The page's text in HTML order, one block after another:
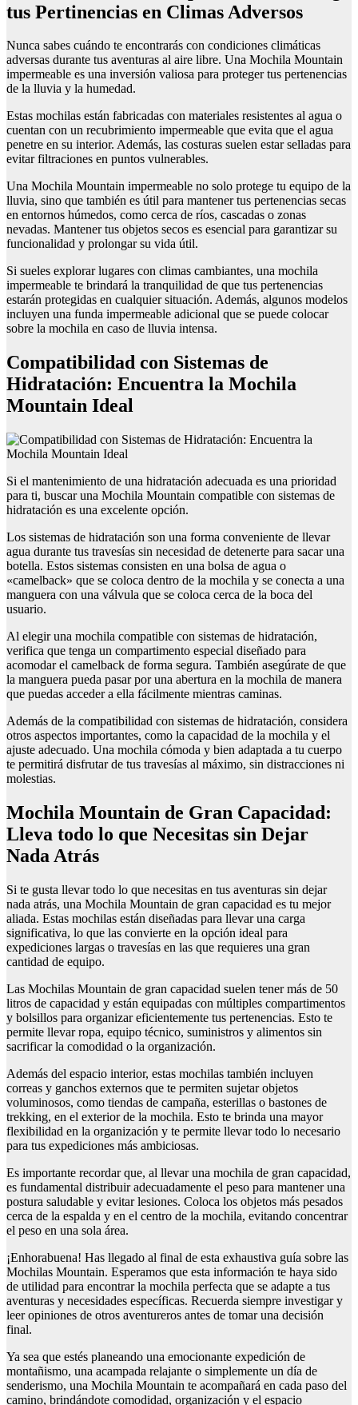
tus Pertinencias en Climas Adversos
Nunca sabes cuándo te encontrarás con condiciones climáticas
adversas durante tus aventuras al aire libre. Una Mochila Mountain
impermeable es una inversión valiosa para proteger tus pertenencias
de la lluvia y la humedad.
Estas mochilas están fabricadas con materiales resistentes al agua o
cuentan con un recubrimiento impermeable que evita que el agua
penetre en su interior. Además, las costuras suelen estar selladas para
evitar filtraciones en puntos vulnerables.
Una Mochila Mountain impermeable no solo protege tu equipo de la
lluvia, sino que también es útil para mantener tus pertenencias secas
en entornos húmedos, como cerca de ríos, cascadas o zonas
nevadas. Mantener tus objetos secos es esencial para garantizar su
funcionalidad y prolongar su vida útil.
Si sueles explorar lugares con climas cambiantes, una mochila
impermeable te brindará la tranquilidad de que tus pertenencias
estarán protegidas en cualquier situación. Además, algunos modelos
incluyen una funda impermeable adicional que se puede colocar
sobre la mochila en caso de lluvia intensa.
Compatibilidad con Sistemas de
Hidratación: Encuentra la Mochila
Mountain Ideal
Si el mantenimiento de una hidratación adecuada es una prioridad
para ti, buscar una Mochila Mountain compatible con sistemas de
hidratación es una excelente opción.
Los sistemas de hidratación son una forma conveniente de llevar
agua durante tus travesías sin necesidad de detenerte para sacar una
botella. Estos sistemas consisten en una bolsa de agua o
«camelback» que se coloca dentro de la mochila y se conecta a una
manguera con una válvula que se coloca cerca de la boca del
usuario.
Al elegir una mochila compatible con sistemas de hidratación,
verifica que tenga un compartimento especial diseñado para
acomodar el camelback de forma segura. También asegúrate de que
la manguera pueda pasar por una abertura en la mochila de manera
que puedas acceder a ella fácilmente mientras caminas.
Además de la compatibilidad con sistemas de hidratación, considera
otros aspectos importantes, como la capacidad de la mochila y el
ajuste adecuado. Una mochila cómoda y bien adaptada a tu cuerpo
te permitirá disfrutar de tus travesías al máximo, sin distracciones ni
molestias.
Mochila Mountain de Gran Capacidad:
Lleva todo lo que Necesitas sin Dejar
Nada Atrás
Si te gusta llevar todo lo que necesitas en tus aventuras sin dejar
nada atrás, una Mochila Mountain de gran capacidad es tu mejor
aliada. Estas mochilas están diseñadas para llevar una carga
significativa, lo que las convierte en la opción ideal para
expediciones largas o travesías en las que requieres una gran
cantidad de equipo.
Las Mochilas Mountain de gran capacidad suelen tener más de 50
litros de capacidad y están equipadas con múltiples compartimentos
y bolsillos para organizar eficientemente tus pertenencias. Esto te
permite llevar ropa, equipo técnico, suministros y alimentos sin
sacrificar la comodidad o la organización.
Además del espacio interior, estas mochilas también incluyen
correas y ganchos externos que te permiten sujetar objetos
voluminosos, como tiendas de campaña, esterillas o bastones de
trekking, en el exterior de la mochila. Esto te brinda una mayor
flexibilidad en la organización y te permite llevar todo lo necesario
para tus expediciones más ambiciosas.
Es importante recordar que, al llevar una mochila de gran capacidad,
es fundamental distribuir adecuadamente el peso para mantener una
postura saludable y evitar lesiones. Coloca los objetos más pesados
cerca de la espalda y en el centro de la mochila, evitando concentrar
el peso en una sola área.
¡Enhorabuena! Has llegado al final de esta exhaustiva guía sobre las
Mochilas Mountain. Esperamos que esta información te haya sido
de utilidad para encontrar la mochila perfecta que se adapte a tus
aventuras y necesidades específicas. Recuerda siempre investigar y
leer opiniones de otros aventureros antes de tomar una decisión
final.
Ya sea que estés planeando una emocionante expedición de
montañismo, una acampada relajante o simplemente un día de
senderismo, una Mochila Mountain te acompañará en cada paso del
camino, brindándote comodidad, organización y el espacio